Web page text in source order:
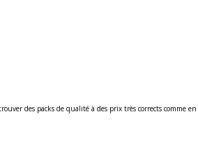
des packs de qualité à des prix très corrects comme